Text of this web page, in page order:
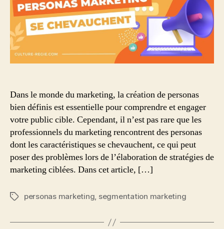
entre
les
caractéristiques
communes
de
Dans le monde du marketing, la création de personas
bien définis est essentielle pour comprendre et engager
votre public cible. Cependant, il n’est pas rare que les
professionnels du marketing rencontrent des personas
dont les caractéristiques se chevauchent, ce qui peut
poser des problèmes lors de l’élaboration de stratégies de
marketing ciblées. Dans cet article, […]
Étiquettes
personas marketing, segmentation marketing